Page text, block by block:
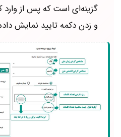
گزینه‌ای است که پس از
و زدن دکمه تایید نمایش